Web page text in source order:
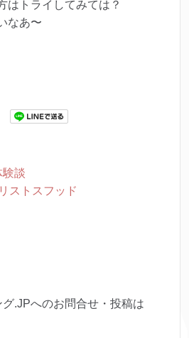
はトライしてみては？
なあ〜
験談
ストスフッド
.JPへのお問合せ・投稿は